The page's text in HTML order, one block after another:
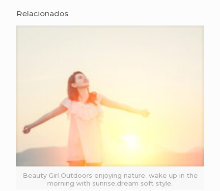
Relacionados
Beauty Girl Outdoors enjoying nature. wake up in the
morning with sunrise.dream soft style.